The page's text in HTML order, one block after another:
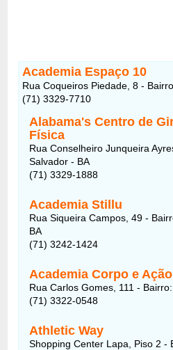
Academia Espaço 10
Rua Coqueiros Piedade, 8 -
(71) 3329-7710
Alabama's Centro de
Física
Rua Conselheiro Junqueira
Salvador - BA
(71) 3329-1888
Academia Stillu
Rua Siqueira Campos, 49 -
BA
(71) 3242-1424
Academia Corpo e Ação
Rua Carlos Gomes, 111 -
(71) 3322-0548
Athletic Way
Shopping Center Lapa, Piso 2 -